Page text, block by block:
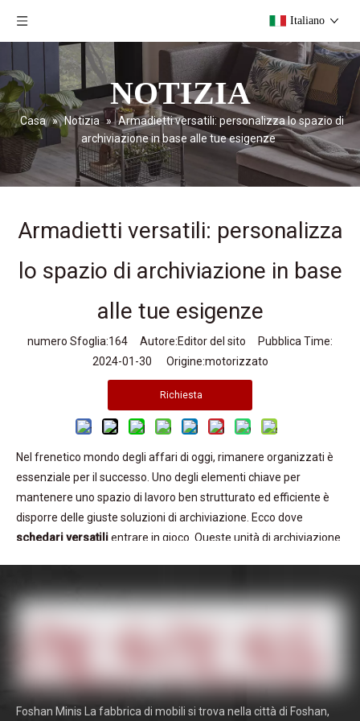
Italiano
NOTIZIA
Casa » Notizia » Armadietti versatili: personalizza lo spazio di
archiviazione in base alle tue esigenze
Armadietti versatili: personalizza
lo spazio di archiviazione in base
alle tue esigenze
numero Sfoglia:164 Autore:Editor del sito Pubblica Time:
2024-01-30 Origine:motorizzato
Richiesta
Nel frenetico mondo degli affari di oggi, rimanere organizzati è
essenziale per il successo. Uno degli elementi chiave per
mantenere uno spazio di lavoro ben strutturato ed efficiente è
disporre delle giuste soluzioni di archiviazione. Ecco dove
schedari versatilientrare in gioco. Queste unità di archiviazione
migliorare notevolmente la vostra produttività e organizzazione.
versatili disponibili sul mercato, evidenziandone le caratteristiche
e funzionalità uniche. Inoltre, discuteremo dell'importanza di
Foshan Minis La fabbrica di mobili si trova nella città di Foshan,